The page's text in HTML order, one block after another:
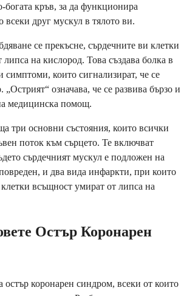
богата кръв, за да функционира
всеки друг мускул в тялото ви.
се прекъсне, сърдечните ви клетки
липса на кислород. Това създава болка в
симптоми, които сигнализират, че се
означава, че се развива бързо и
медицинска помощ.
три основни състояния, които всички
поток към сърцето. Те включват
сърдечният мускул е подложен на
и два вида инфаркти, при които
всъщност умират от липса на
Остър Коронарен
коронарен синдром, всеки от които